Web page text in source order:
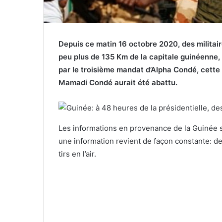
Depuis ce matin 16 octobre 2020, des
peu plus de 135 Km de la capitale
par le troisième mandat d’Alpha Condé,
Mamadi Condé aurait été abattu.
Les informations en provenance de la
une information revient de façon constante:
tirs en l’air.